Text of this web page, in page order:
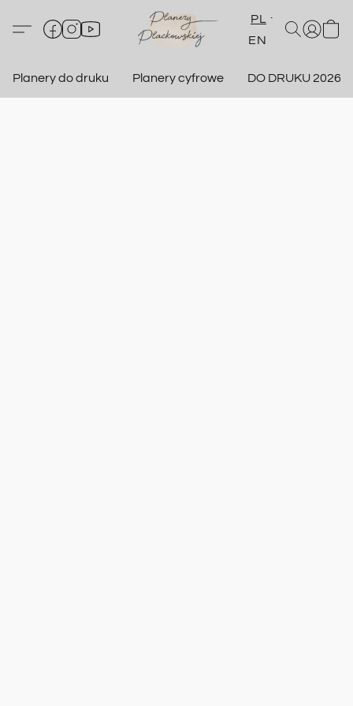
PL
EN
Planery do druku Planery cyfrowe DO DRUKU 2026